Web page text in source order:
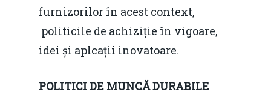
furnizorilor în acest context,
politicile de achiziție în vigoare,
idei și aplcații inovatoare.
POLITICI DE MUNCĂDURABILE